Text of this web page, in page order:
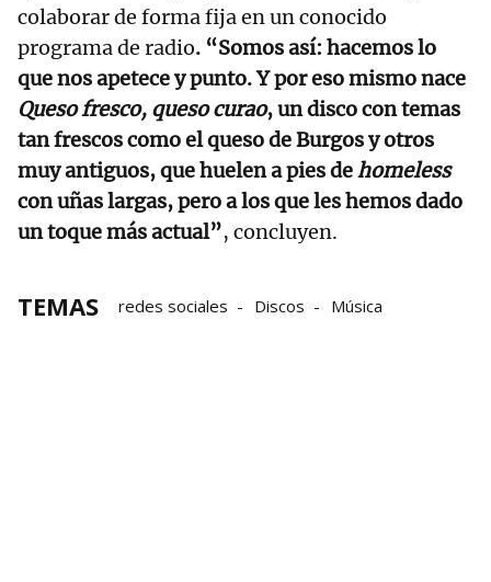
colaborar de forma fija en un conocido
programa de radio. “Somos así: hacemos lo
que nos apetece y punto. Y por eso mismo nace
Queso fresco, queso curao, un disco con temas
tan frescos como el queso de Burgos y otros
muy antiguos, que huelen a pies dehomeless
con uñas largas, pero a los que les hemos dado
un toque más actual”, concluyen.
TEMAS redes sociales Discos Música